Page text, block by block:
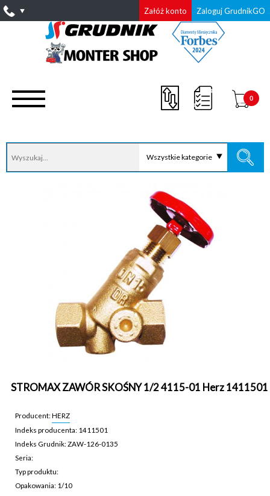
Załóż konto Zaloguj GrudnikGO
Wszystkie kategorie
0
STROMAX ZAWÓR SKOŚNY 1/2 4115-01 Herz 1411501
Producent:HERZ
Indeks producenta: 1411501
Indeks Grudnik: ZAW-126-0135
Seria:
Typ produktu:
Opakowania: 1/10